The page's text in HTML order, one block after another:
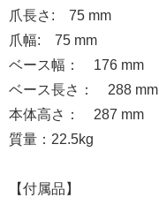
爪長さ: 75 mm
爪幅: 75 mm
ベース幅： 176 mm
ベース長さ： 288 mm
本体高さ： 287 mm
質量：22.5kg
【付属品】